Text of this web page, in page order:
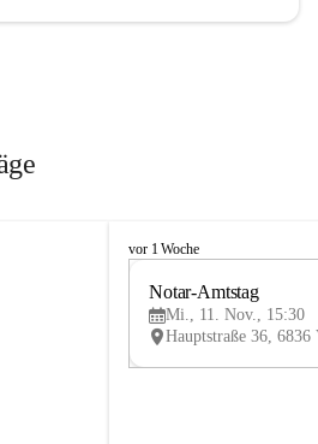
V
vor 1 Woche
Notar-Amtstag
Mi., 11. Nov., 15:30